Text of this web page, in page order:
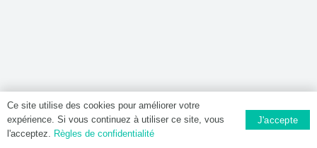
Ce site utilise des cookies pour améliorer votre
expérience. Si vous continuez à utiliser ce site, vous
l'acceptez. Règles de confidentialité
J'accepte